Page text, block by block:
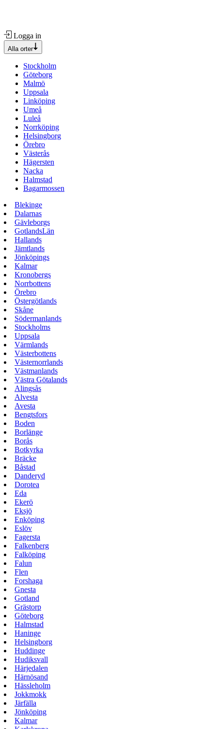
Logga in
Alla orter
Stockholm
Göteborg
Malmö
Uppsala
Linköping
Umeå
Luleå
Norrköping
Helsingborg
Örebro
Västerås
Hägersten
Nacka
Halmstad
Bagarmossen
Blekinge
Dalarnas
Gävleborgs
GotlandsLän
Hallands
Jämtlands
Jönköpings
Kalmar
Kronobergs
Norrbottens
Örebro
Östergötlands
Skåne
Södermanlands
Stockholms
Uppsala
Värmlands
Västerbottens
Västernorrlands
Västmanlands
Västra Götalands
Alingsås
Alvesta
Avesta
Bengtsfors
Boden
Borlänge
Borås
Botkyrka
Bräcke
Båstad
Danderyd
Dorotea
Eda
Ekerö
Eksjö
Enköping
Eslöv
Fagersta
Falkenberg
Falköping
Falun
Flen
Forshaga
Gnesta
Gotland
Grästorp
Göteborg
Halmstad
Haninge
Helsingborg
Huddinge
Hudiksvall
Härjedalen
Härnösand
Hässleholm
Jokkmokk
Järfälla
Jönköping
Kalmar